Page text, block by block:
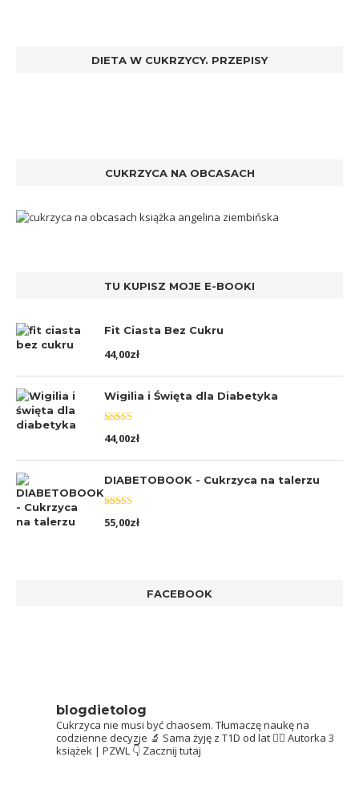
DIETA W CUKRZYCY. PRZEPISY
CUKRZYCA NA OBCASACH
TU KUPISZ MOJE E-BOOKI
Fit Ciasta Bez Cukru
44,00zł
Wigilia i Święta dla Diabetyka
Oceniono
5.00na 5
44,00zł
DIABETOBOOK - Cukrzyca na talerzu
Oceniono
5.00na 5
55,00zł
FACEBOOK
blogdietolog
Cukrzyca nie musi być chaosem. Tłumaczę naukę na
codzienne decyzje 🔬 Sama żyję z T1D od lat 👩‍⚕️ Autorka 3
książek | PZWL 👇 Zacznij tutaj